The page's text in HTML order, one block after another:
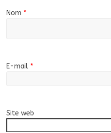
Nom *
E-mail *
Site web